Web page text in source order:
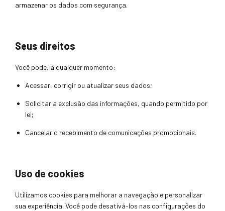
armazenar os dados com segurança.
Seus direitos
Você pode, a qualquer momento:
Acessar, corrigir ou atualizar seus dados;
Solicitar a exclusão das informações, quando permitido por
lei;
Cancelar o recebimento de comunicações promocionais.
Uso de cookies
Utilizamos cookies para melhorar a navegação e personalizar
sua experiência. Você pode desativá-los nas configurações do